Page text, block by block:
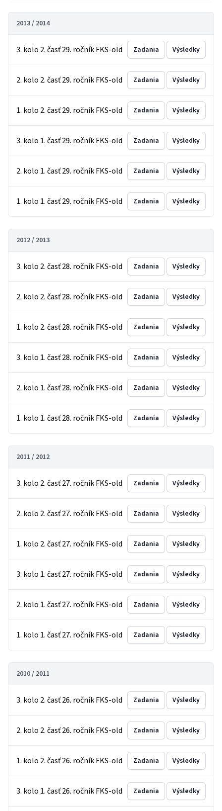
2013 / 2014
3. kolo 2. časť 29. ročník FKS-old Zadania Výsledky
2. kolo 2. časť 29. ročník FKS-old Zadania Výsledky
1. kolo 2. časť 29. ročník FKS-old Zadania Výsledky
3. kolo 1. časť 29. ročník FKS-old Zadania Výsledky
2. kolo 1. časť 29. ročník FKS-old Zadania Výsledky
1. kolo 1. časť 29. ročník FKS-old Zadania Výsledky
2012 / 2013
3. kolo 2. časť 28. ročník FKS-old Zadania Výsledky
2. kolo 2. časť 28. ročník FKS-old Zadania Výsledky
1. kolo 2. časť 28. ročník FKS-old Zadania Výsledky
3. kolo 1. časť 28. ročník FKS-old Zadania Výsledky
2. kolo 1. časť 28. ročník FKS-old Zadania Výsledky
1. kolo 1. časť 28. ročník FKS-old Zadania Výsledky
2011 / 2012
3. kolo 2. časť 27. ročník FKS-old Zadania Výsledky
2. kolo 2. časť 27. ročník FKS-old Zadania Výsledky
1. kolo 2. časť 27. ročník FKS-old Zadania Výsledky
3. kolo 1. časť 27. ročník FKS-old Zadania Výsledky
2. kolo 1. časť 27. ročník FKS-old Zadania Výsledky
1. kolo 1. časť 27. ročník FKS-old Zadania Výsledky
2010 / 2011
3. kolo 2. časť 26. ročník FKS-old Zadania Výsledky
2. kolo 2. časť 26. ročník FKS-old Zadania Výsledky
1. kolo 2. časť 26. ročník FKS-old Zadania Výsledky
3. kolo 1. časť 26. ročník FKS-old Zadania Výsledky